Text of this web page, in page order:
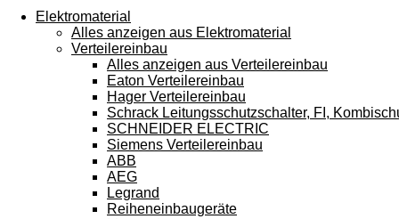
können
Touch-
und
Streichgesten
verwenden.
Elektromaterial
Alles anzeigen aus Elektromaterial
Verteilereinbau
Alles anzeigen aus Verteilereinbau
Eaton Verteilereinbau
Hager Verteilereinbau
Schrack Leitungsschutzschalter, FI,
SCHNEIDER ELECTRIC
Siemens Verteilereinbau
ABB
AEG
Legrand
Reiheneinbaugeräte